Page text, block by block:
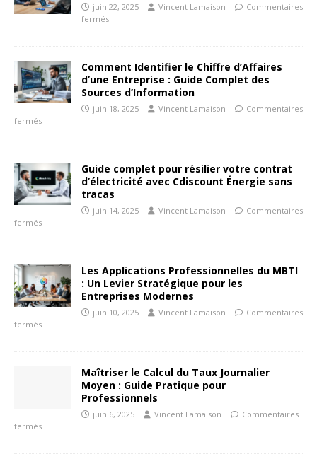
juin 22, 2025 Vincent Lamaison
Commentaires
fermés
Comment Identifier le Chiffre d’Affaires
d’une Entreprise : Guide Complet des
Sources d’Information
juin 18, 2025 Vincent Lamaison
Commentaires
fermés
Guide complet pour résilier votre contrat
d’électricité avec Cdiscount Énergie sans
tracas
juin 14, 2025 Vincent Lamaison
Commentaires
fermés
Les Applications Professionnelles du MBTI
: Un Levier Stratégique pour les
Entreprises Modernes
juin 10, 2025 Vincent Lamaison
Commentaires
fermés
Maîtriser le Calcul du Taux Journalier
Moyen : Guide Pratique pour
Professionnels
juin 6, 2025 Vincent Lamaison
Commentaires
fermés